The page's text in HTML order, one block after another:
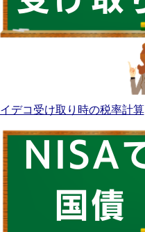
イデコ受け取り時の税率計算